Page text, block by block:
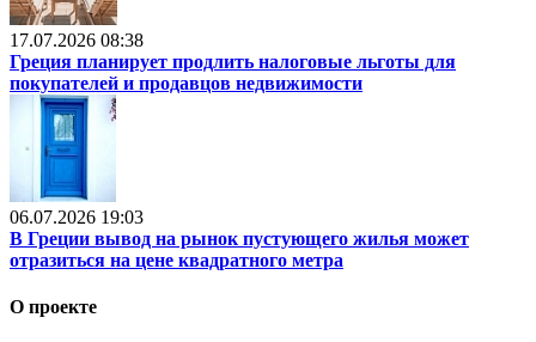
17.07.2026 08:38
Греция планирует продлить налоговые льготы для
покупателей и продавцов недвижимости
06.07.2026 19:03
В Греции вывод на рынок пустующего жилья может
отразиться на цене квадратного метра
О проекте